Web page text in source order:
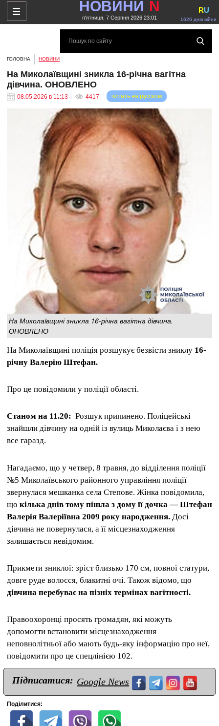
НОВИНИ N
п'ятниця, 7 Серпня 2026 23:01 1626 днів війни
RU
ГОЛОВНА НОВИНИ
На Миколаївщині зникла 16-річна вагітна
дівчина. ОНОВЛЕНО
08.05.2026 в 11:13 4417 читать на русском
На Миколаївщині зникла 16-річна вагітна дівчина.
ОНОВЛЕНО
На Миколаївщині поліція розшукує безвісти зниклу 16-
річну Валерію Штефан.
Про це повідомили у поліції області.
Станом на 11.20: Розшук припинено. Поліцейські
знайшли дівчину на одній із вулиць Миколаєва і з нею
все гаразд.
Нагадаємо, що у четвер, 8 травня, до відділення поліції
№5 Миколаївського районного управління поліції
звернулася мешканка села Степове. Жінка повідомила,
що кілька днів тому пішла з дому її дочка — Штефан
Валерія Валеріївна 2009 року народження. Досі
дівчина не повернулася, а її місцезнаходження
залишається невідомим.
Прикмети зниклої: зріст близько 170 см, повної статури,
довге руде волосся, блакитні очі. Також відомо, що
дівчина перебуває на пізніх термінах вагітності.
Правоохоронці просять громадян, які можуть
допомогти встановити місцезнаходження
неповнолітньої або мають будь-яку інформацію про неї,
повідомити про це спецлінією 102.
Підписатися: Google News
Поділитися: